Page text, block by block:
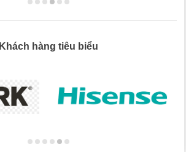
Khách hàng tiêu biểu